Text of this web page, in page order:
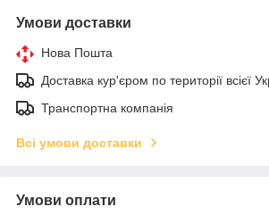
Умови доставки
Нова Пошта
Доставка кур'єром по території всієї
Транспортна компанія
Всі умови доставки
Умови оплати